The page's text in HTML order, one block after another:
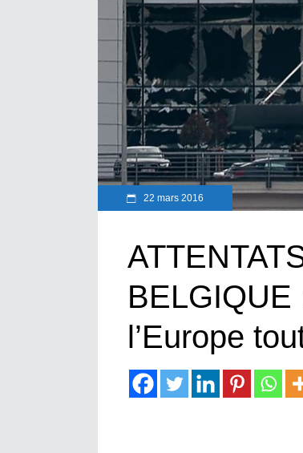
22 mars 2016
BELGIQUE
l’Europe